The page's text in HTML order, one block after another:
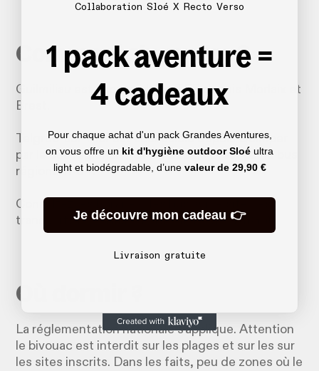
Comment s'y rendre ?
Guilmiliau est accessible en TER depuis Morlaix et
Brest.
Telgruc-sur-Mer est accessible depuis Quimper
par le bus régional n°37 ou depuis Brest par le bus
régional n°34.
Consultez les horaires des bus sur le site des
transports régionaux de Bretagne (BreizhGo)
Où dormir ?
La réglementation nationale s'applique. Attention
le bivouac est interdit sur les plages et sur les sur
les sites inscrits. Dans les faits, peu de zones où le
Collaboration Sloé X Recto Verso
1 pack aventure =
4 cadeaux
Pour chaque achat d'un pack Grandes Aventures,
on vous offre un kit d'hygiène outdoor Sloé ultra
light et biodégradable, d’une valeur de 29,90 €
Je découvre mon cadeau 👉
Livraison gratuite